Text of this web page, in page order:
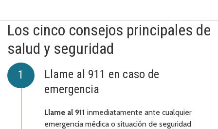
Los cinco consejos principales de
salud y seguridad
Llame al 911 en caso de
emergencia
Llame al 911 inmediatamente ante cualquier
emergencia médica o situación de seguridad